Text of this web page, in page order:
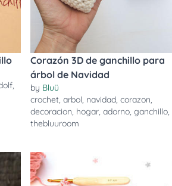
,
Corazón 3D de ganchillo para
árbol de Navidad
by Bluü
crochet,arbol, navidad,corazon,
decoracion, hogar,adorno,ganchillo,
thebluuroom